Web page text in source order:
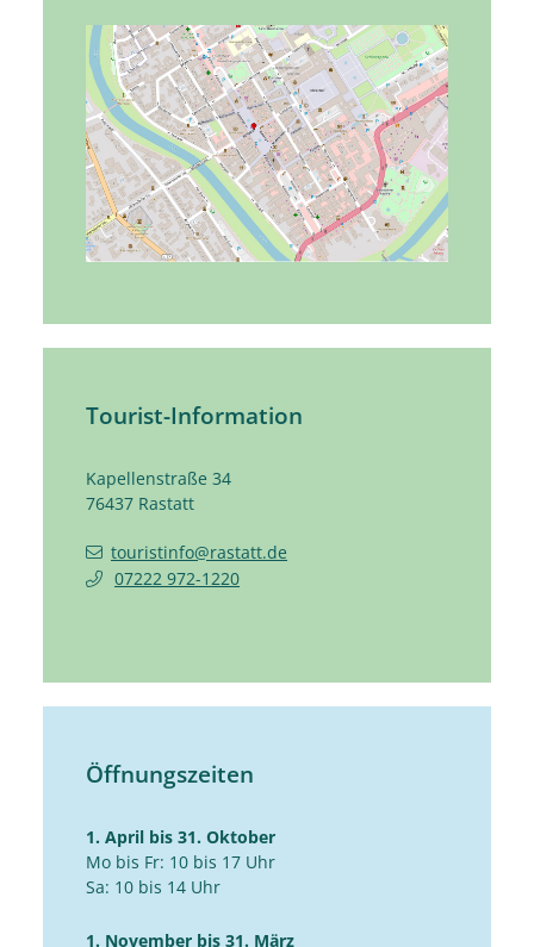
Tourist-Information
Kapellenstraße 34
76437 Rastatt
touristinfo@rastatt.de
07222 972-1220
Öffnungszeiten
1. April bis 31. Oktober
Mo bis Fr: 10 bis 17 Uhr
Sa: 10 bis 14 Uhr
1. November bis 31. März